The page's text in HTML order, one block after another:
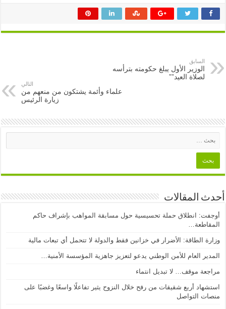
السابق
الوزير الأول يبلغ حكومته بترأسه
لصلاة العيد””
التالي
علماء وأئمة يشتكون من منعهم من
زيارة الرئيس
أحدث المقالات
أوجفت: انطلاق حملة تحسيسية حول مسابقة المواهب بإشراف حاكم
المقاطعة…
وزارة الطاقة: الأضرار في خزانين فقط والدولة لا تتحمل أي تبعات مالية
المدير العام للأمن الوطني يدعو لتعزيز جاهزية المؤسسة الأمنية…
مراجعة موقف… لا تبديل انتماء
استشهاد أربع شقيقات من رفح خلال النزوح يثير تفاعلًا واسعًا وغضبًا على
منصات التواصل